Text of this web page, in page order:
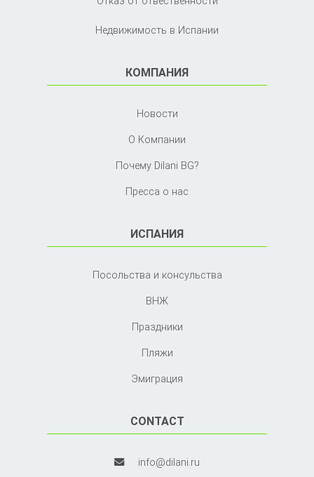
Недвижимость в Испании
КОМПАНИЯ
Новости
О Компании
Почему Dilani BG?
Пресса о нас
ИСПАНИЯ
Посольства и консульства
ВНЖ
Праздники
Пляжи
Эмиграция
CONTACT
info@dilani.ru